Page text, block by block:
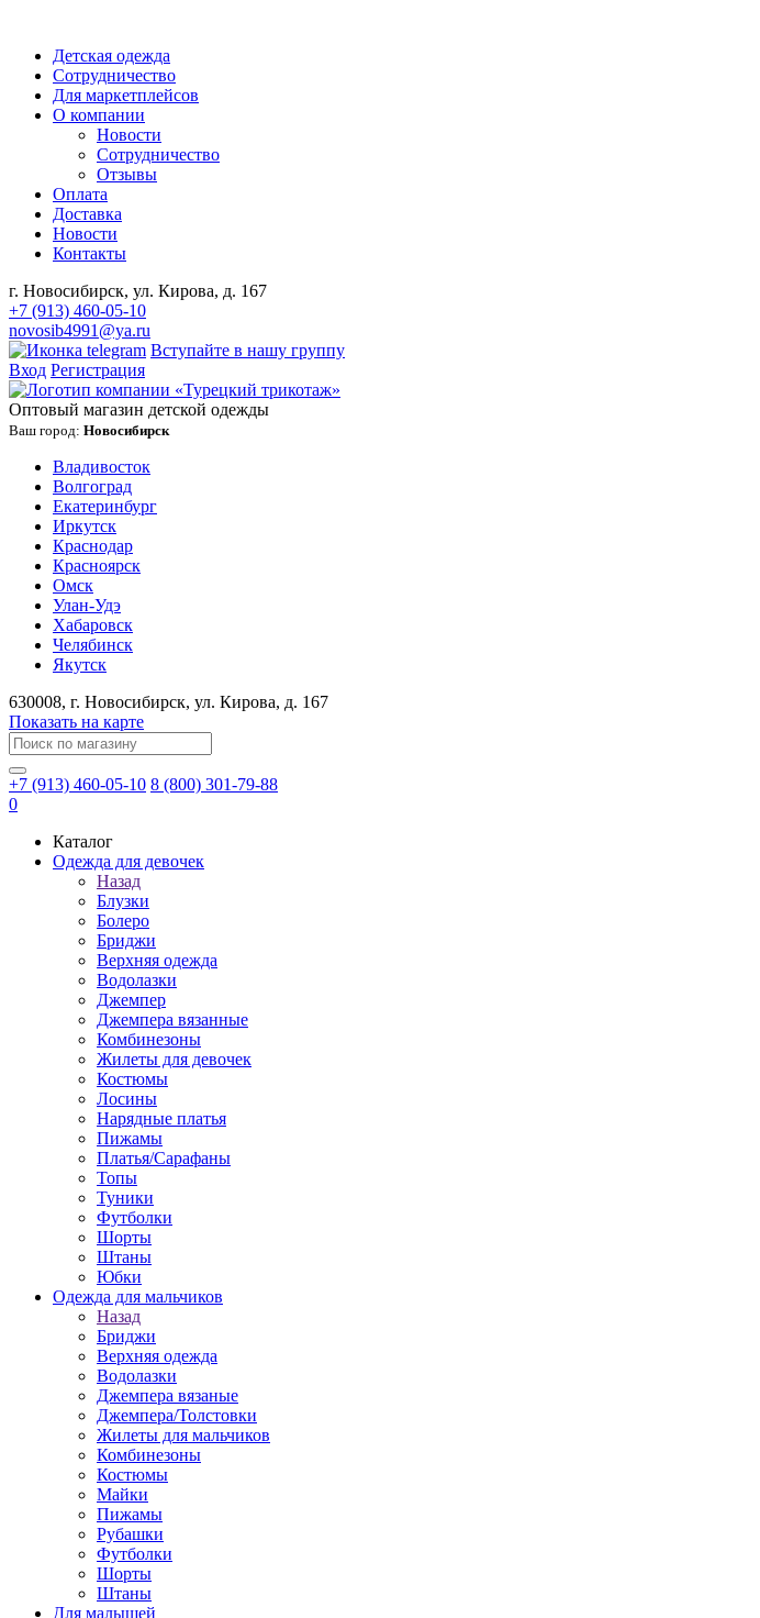
Детская одежда
Сотрудничество
Для маркетплейсов
О компании
Новости
Сотрудничество
Отзывы
Оплата
Доставка
Новости
Контакты
г. Новосибирск, ул. Кирова, д. 167
+7 (913) 460-05-10
novosib4991@ya.ru
Вступайте в нашу группу
Вход Регистрация
Оптовый магазин детской одежды
Ваш город: Новосибирск
Владивосток
Волгоград
Екатеринбург
Иркутск
Краснодар
Красноярск
Омск
Улан-Удэ
Хабаровск
Челябинск
Якутск
630008, г. Новосибирск, ул. Кирова, д. 167
Показать на карте
+7 (913) 460-05-10 8 (800) 301-79-88
0
Каталог
Одежда для девочек
Назад
Блузки
Болеро
Бриджи
Верхняя одежда
Водолазки
Джемпер
Джемпера вязанные
Комбинезоны
Жилеты для девочек
Костюмы
Лосины
Нарядные платья
Пижамы
Платья/Сарафаны
Топы
Туники
Футболки
Шорты
Штаны
Юбки
Одежда для мальчиков
Назад
Бриджи
Верхняя одежда
Водолазки
Джемпера вязаные
Джемпера/Толстовки
Жилеты для мальчиков
Комбинезоны
Костюмы
Майки
Пижамы
Рубашки
Футболки
Шорты
Штаны
Для малышей